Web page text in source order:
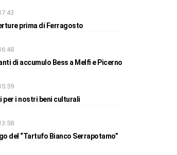
prima di Ferragosto
di accumulo Bess a Melfi e Picerno
per i nostri beni culturali
del “Tartufo Bianco Serrapotamo”